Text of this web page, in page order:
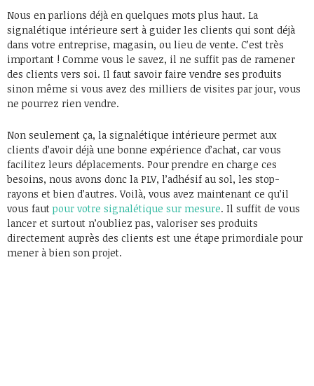
Nous en parlions déjà en quelques mots plus haut. La
signalétique intérieure sert à guider les clients qui sont déjà
dans votre entreprise, magasin, ou lieu de vente. C’est très
important ! Comme vous le savez, il ne suffit pas de ramener
des clients vers soi. Il faut savoir faire vendre ses produits
sinon même si vous avez des milliers de visites par jour, vous
ne pourrez rien vendre.
Non seulement ça, la signalétique intérieure permet aux
clients d’avoir déjà une bonne expérience d’achat, car vous
facilitez leurs déplacements. Pour prendre en charge ces
besoins, nous avons donc la PLV, l’adhésif au sol, les stop-
rayons et bien d’autres. Voilà, vous avez maintenant ce qu’il
vous fautpour votre signalétique sur mesure. Il suffit de vous
lancer et surtout n’oubliez pas, valoriser ses produits
directement auprès des clients est une étape primordiale pour
mener à bien son projet.